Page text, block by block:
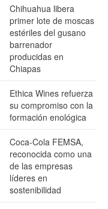
Chihuahua libera
primer lote de moscas
estériles del gusano
barrenador
producidas en
Chiapas
Ethica Wines refuerza
su compromiso con la
formación enológica
Coca-Cola FEMSA,
reconocida como una
de las empresas
líderes en
sostenibilidad